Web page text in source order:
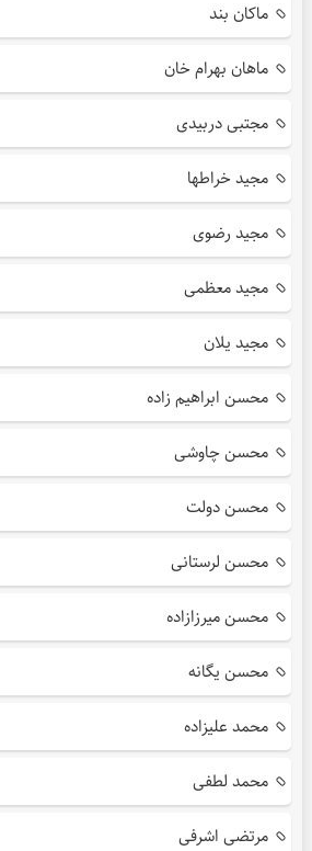
ماکان بند
ماهان بهرام خان
مجتبی دربیدی
مجید خراطها
مجید رضوی
مجید معظمی
مجید یلان
محسن ابراهیم زاده
محسن چاوشی
محسن دولت
محسن لرستانی
محسن میرزازاده
محسن یگانه
محمد علیزاده
محمد لطفی
مرتضی اشرفی